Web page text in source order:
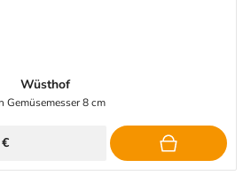
Wüsthof
Gemüsemesser 8 cm